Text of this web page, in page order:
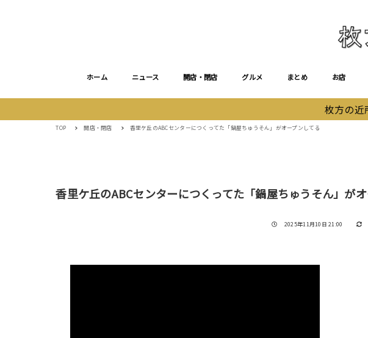
ホーム ニュース 開店・閉店 グルメ まとめ お店
枚方の近
TOP 開店・閉店 香里ケ丘のABCセンターにつくってた「鍋屋ちゅうそん」がオープンしてる
香里ケ丘のABCセンターにつくってた「鍋屋ちゅうそん」が
投稿日
2025年11月10日 21:00